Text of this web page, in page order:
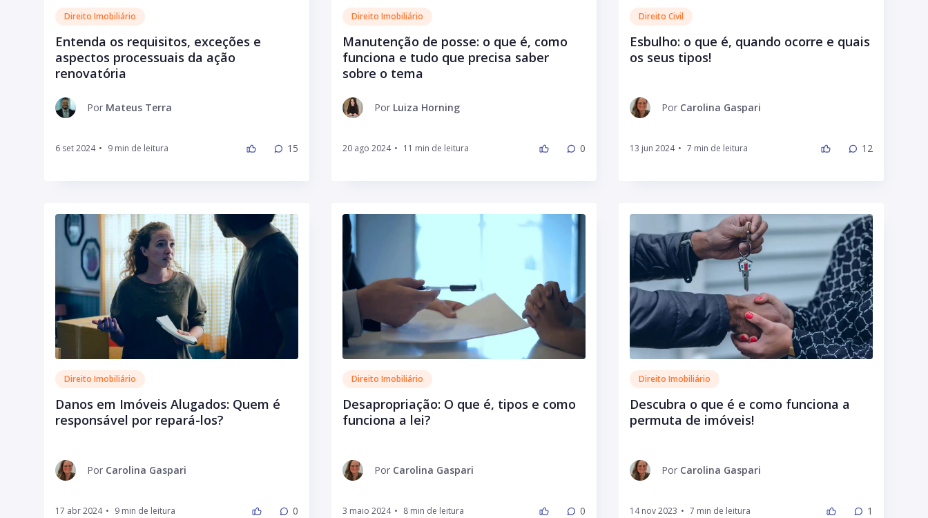
Direito Imobiliário
Entenda os requisitos, exceções e
aspectos processuais da ação
renovatória
Por Mateus Terra
6 set 2024 • 15
Direito Imobiliário
Manutenção de posse: o que é, como
funciona e tudo que precisa saber
sobre o tema
Por Luiza Horning
20 ago 2024 • 0
Direito Civil
Esbulho: o que é, quando ocorre e quais
os seus tipos!
Por Carolina Gaspari
13 jun 2024 • 12
Direito Imobiliário
Danos em Imóveis Alugados: Quem é
responsável por repará-los?
Por Carolina Gaspari
17 abr 2024 • 0
Direito Imobiliário
Desapropriação: O que é, tipos e como
funciona a lei?
Por Carolina Gaspari
3 maio 2024 • 0
Direito Imobiliário
Descubra o que é e como funciona a
permuta de imóveis!
Por Carolina Gaspari
14 nov 2023 • 1